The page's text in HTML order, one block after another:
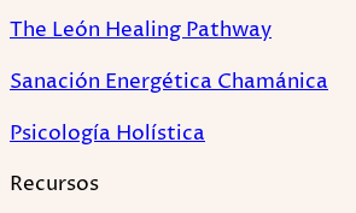
The León Healing Pathway
Sanación Energética Chamánica
Psicología Holística
Recursos